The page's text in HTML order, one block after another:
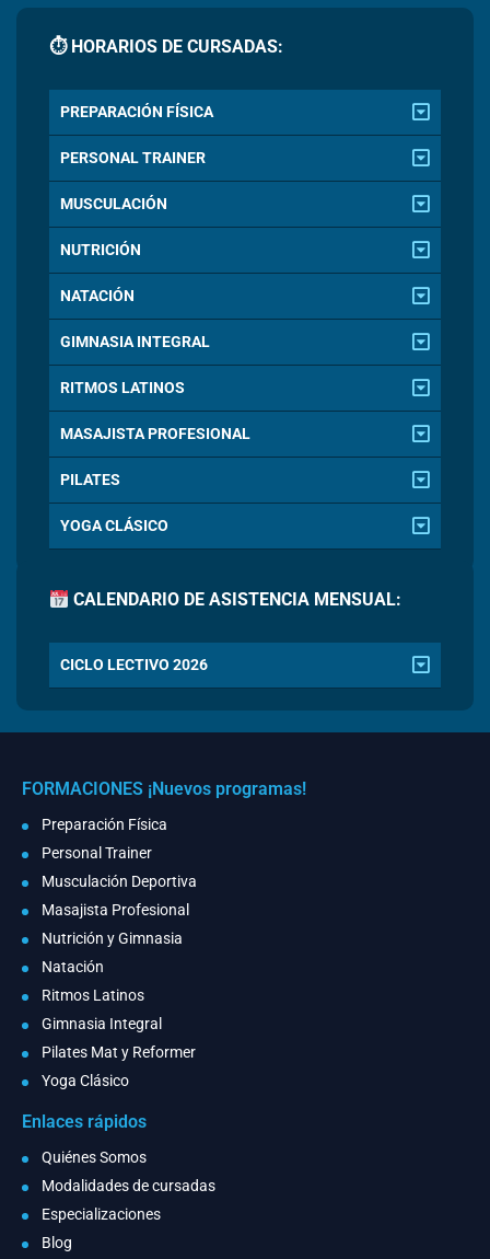
⏱HORARIOS DE CURSADAS:
PREPARACIÓN FÍSICA
PERSONAL TRAINER
MUSCULACIÓN
NUTRICIÓN
NATACIÓN
GIMNASIA INTEGRAL
RITMOS LATINOS
MASAJISTA PROFESIONAL
PILATES
YOGA CLÁSICO
CALENDARIO DE ASISTENCIA MENSUAL:
CICLO LECTIVO 2026
FORMACIONES ¡Nuevos programas!
Preparación Física
Personal Trainer
Musculación Deportiva
Masajista Profesional
Nutrición y Gimnasia
Natación
Ritmos Latinos
Gimnasia Integral
Pilates Mat y Reformer
Yoga Clásico
Enlaces rápidos
Quiénes Somos
Modalidades de cursadas
Especializaciones
Blog